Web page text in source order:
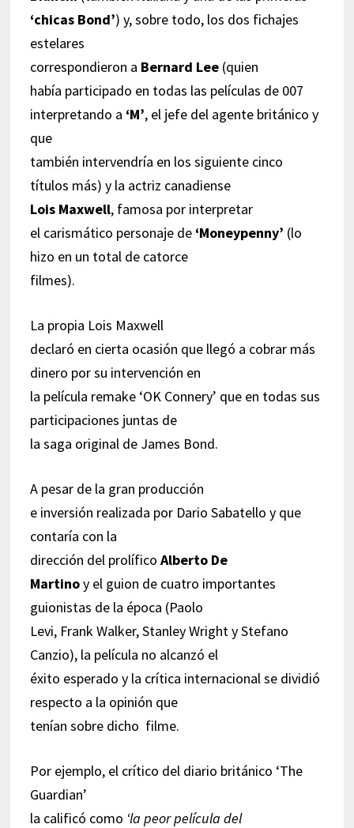
‘chicas Bond’) y, sobre todo, los dos fichajes
estelares
correspondieron a Bernard Lee (quien
había participado en todas las películas de 007
interpretando a ‘M’, el jefe del agente británico y
que
también intervendría en los siguiente cinco
títulos más) y la actriz canadiense
Lois Maxwell, famosa por interpretar
el carismático personaje de ‘Moneypenny’ (lo
hizo en un total de catorce
filmes).
La propia Lois Maxwell
declaró en cierta ocasión que llegó a cobrar más
dinero por su intervención en
la película remake ‘OK Connery’ que en todas sus
participaciones juntas de
la saga original de James Bond.
A pesar de la gran producción
e inversión realizada por Dario Sabatello y que
contaría con la
dirección del prolífico Alberto De
Martinoy el guion de cuatro importantes
guionistas de la época (Paolo
Levi, Frank Walker, Stanley Wright y Stefano
Canzio), la película no alcanzó el
éxito esperado y la crítica internacional se dividió
respecto a la opinión que
tenían sobre dicho filme.
Por ejemplo, el crítico del diario británico ‘The
Guardian’
la calificó como ‘la peor película del